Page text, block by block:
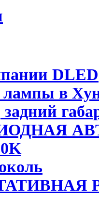
DLED
лампы в